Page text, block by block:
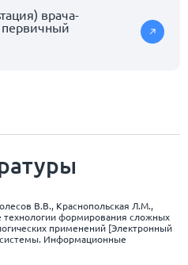
врача-
первичный
В.В., Краснопольская Л.М.,
формирования сложных
применений [Электронный
Информационные